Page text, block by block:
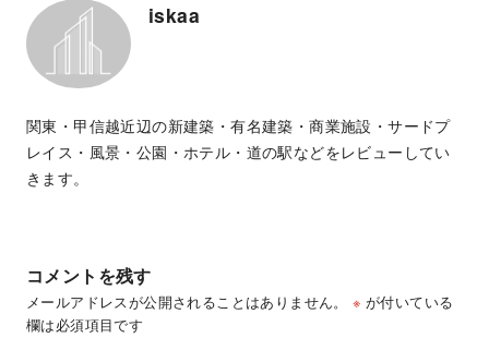
iskaa
関東・甲信越近辺の新建築・有名建築・商業施設・サードプ
レイス・風景・公園・ホテル・道の駅などをレビューしてい
きます。
コメントを残す
メールアドレスが公開されることはありません。 ※ が付いている
欄は必須項目です